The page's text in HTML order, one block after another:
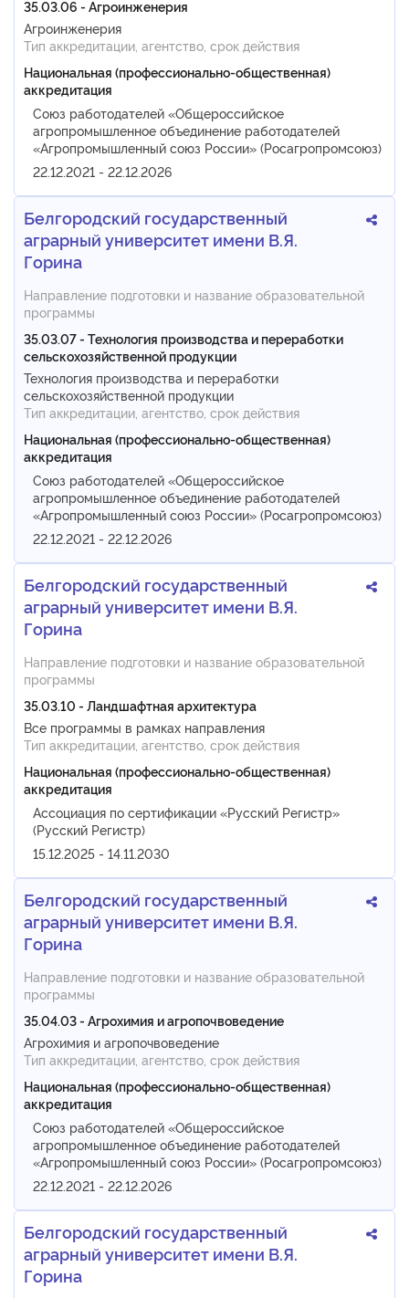
35.03.06 - Агроинженерия
Агроинженерия
Тип аккредитации, агентство, срок действия
Национальная (профессионально-общественная)
аккредитация
Союз работодателей «Общероссийское
агропромышленное объединение работодателей
«Агропромышленный союз России» (Росагропромсоюз)
22.12.2021 - 22.12.2026
Белгородский государственный
аграрный университет имени В.Я.
Горина
Направление подготовки и название образовательной
программы
35.03.07 - Технология производства и переработки
сельскохозяйственной продукции
Технология производства и переработки
сельскохозяйственной продукции
Тип аккредитации, агентство, срок действия
Национальная (профессионально-общественная)
аккредитация
Союз работодателей «Общероссийское
агропромышленное объединение работодателей
«Агропромышленный союз России» (Росагропромсоюз)
22.12.2021 - 22.12.2026
Белгородский государственный
аграрный университет имени В.Я.
Горина
Направление подготовки и название образовательной
программы
35.03.10 - Ландшафтная архитектура
Все программы в рамках направления
Тип аккредитации, агентство, срок действия
Национальная (профессионально-общественная)
аккредитация
Ассоциация по сертификации «Русский Регистр»
(Русский Регистр)
15.12.2025 - 14.11.2030
Белгородский государственный
аграрный университет имени В.Я.
Горина
Направление подготовки и название образовательной
программы
35.04.03 - Агрохимия и агропочвоведение
Агрохимия и агропочвоведение
Тип аккредитации, агентство, срок действия
Национальная (профессионально-общественная)
аккредитация
Союз работодателей «Общероссийское
агропромышленное объединение работодателей
«Агропромышленный союз России» (Росагропромсоюз)
22.12.2021 - 22.12.2026
Белгородский государственный
аграрный университет имени В.Я.
Горина